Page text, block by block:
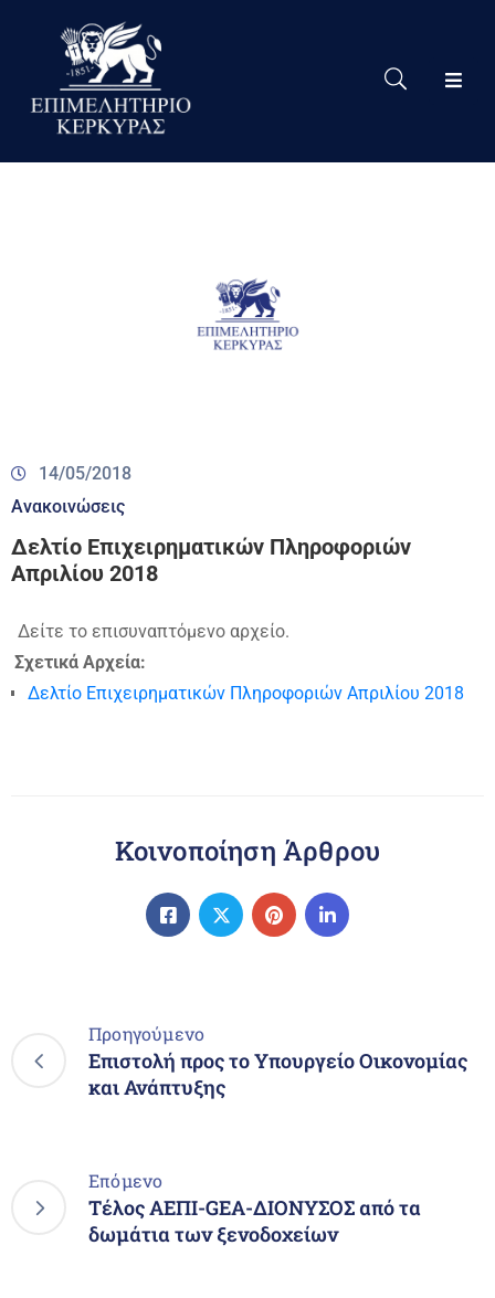
Το
Eπιμελητήριο
14/05/2018
Ανακοινώσεις
Δελτίο Επιχειρηματικών Πληροφοριών
Απριλίου 2018
Δείτε το επισυναπτόμενο αρχείο.
Σχετικά Αρχεία:
Δελτίο Επιχειρηματικών Πληροφοριών Απριλίου 2018
Κοινοποίηση Άρθρου
Προηγούμενο
Επιστολή προς το Υπουργείο Οικονομίας
και Ανάπτυξης
Επόμενο
Τέλος ΑΕΠΙ-GEA-ΔΙΟΝΥΣΟΣ από τα
δωμάτια των ξενοδοχείων